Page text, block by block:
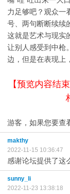
力足够吧？观众一
号、两句断断续续
这就是艺术与现实
让别人感受到中枪
边，但是在表现上
【预览内容结
游客，如果您要查
makthy
2022-11-15 10:36:47
感谢论坛提供了这
sunny_li
2022-11-23 13:38:18